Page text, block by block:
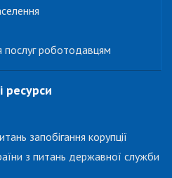
роботодавцям
ресурси
запобігання корупції
з питань державної служби